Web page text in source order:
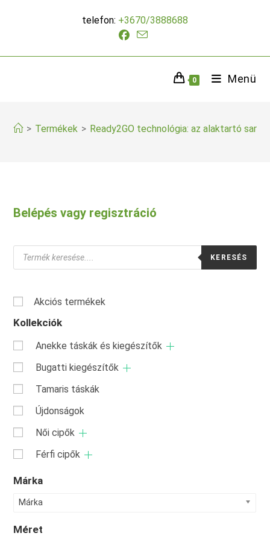
telefon: +3670/3888688
0 Menü
> Termékek > Ready2GO technológia: az alaktartó
Belépés vagy regisztráció
Products
search
KERESÉS
Akciós termékek
Kollekciók
Anekke táskák és kiegészítők
Bugatti kiegészítők
Tamaris táskák
Újdonságok
Női cipők
Férfi cipők
Márka
Márka
Méret